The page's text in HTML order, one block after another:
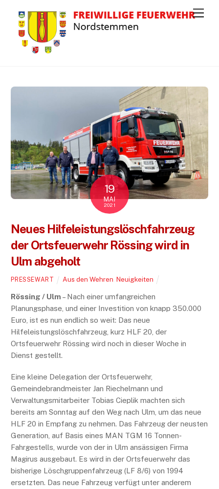
19
MAI
2021
Neues Hilfeleistungslöschfahrzeug
der Ortsfeuerwehr Rössing wird in
Ulm abgeholt
PRESSEWART Aus den Wehren ,Neuigkeiten
Rössing / Ulm – Nach einer umfangreichen
Planungsphase, und einer Investition von knapp 350.000
Euro, ist es nun endlich so weit: Das neue
Hilfeleistungslöschfahrzeug, kurz HLF 20, der
Ortsfeuerwehr Rössing wird noch in dieser Woche in
Dienst gestellt.
Eine kleine Delegation der Ortsfeuerwehr,
Gemeindebrandmeister Jan Riechelmann und
Verwaltungsmitarbeiter Tobias Cieplik machten sich
bereits am Sonntag auf den Weg nach Ulm, um das neue
HLF 20 in Empfang zu nehmen. Das Fahrzeug der neusten
Generation, auf Basis eines MAN TGM 16 Tonnen-
Fahrgestells, wurde von der in Ulm ansässigen Firma
Magirus ausgebaut. Es wird in der Ortsfeuerwehr das
bisherige Löschgruppenfahrzeug (LF 8/6) von 1994
ersetzten. Das neue Fahrzeug verfügt unter anderem